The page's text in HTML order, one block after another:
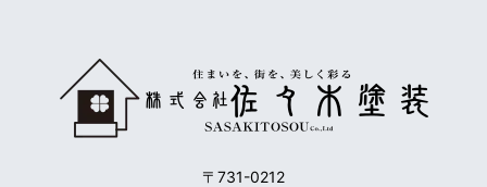
〒731-0212